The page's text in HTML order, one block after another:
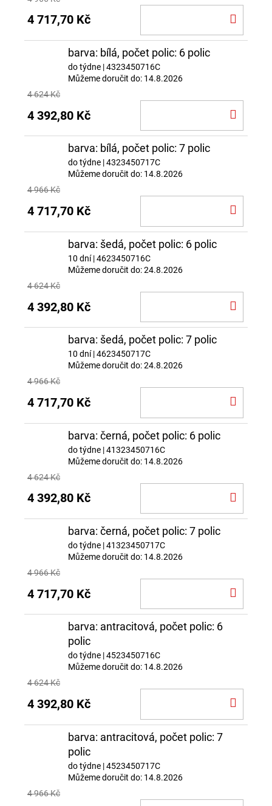
4 717,70 Kč
barva: bílá, počet polic: 6 polic
do týdne | 4323450716C
Můžeme doručit do: 14.8.2026
4 624 Kč
4 392,80 Kč
barva: bílá, počet polic: 7 polic
do týdne | 4323450717C
Můžeme doručit do: 14.8.2026
4 966 Kč
4 717,70 Kč
barva: šedá, počet polic: 6 polic
10 dní| 4623450716C
Můžeme doručit do:24.8.2026
4 624 Kč
4 392,80 Kč
barva: šedá, počet polic: 7 polic
10 dní| 4623450717C
Můžeme doručit do:24.8.2026
4 966 Kč
4 717,70 Kč
barva: černá, počet polic: 6 polic
do týdne | 41323450716C
Můžeme doručit do: 14.8.2026
4 624 Kč
4 392,80 Kč
barva: černá, počet polic: 7 polic
do týdne | 41323450717C
Můžeme doručit do: 14.8.2026
4 966 Kč
4 717,70 Kč
barva: antracitová, počet polic: 6
polic
do týdne | 4523450716C
Můžeme doručit do: 14.8.2026
4 624 Kč
4 392,80 Kč
barva: antracitová, počet polic: 7
polic
do týdne | 4523450717C
Můžeme doručit do: 14.8.2026
4 966 Kč